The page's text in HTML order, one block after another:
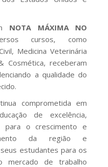
NOTA MÁXIMA NO
cursos, como
Medicina Veterinária
Cosmética, receberam
a qualidade do
comprometida em
de excelência,
para o crescimento e
da região e
estudantes para os
mercado de trabalho